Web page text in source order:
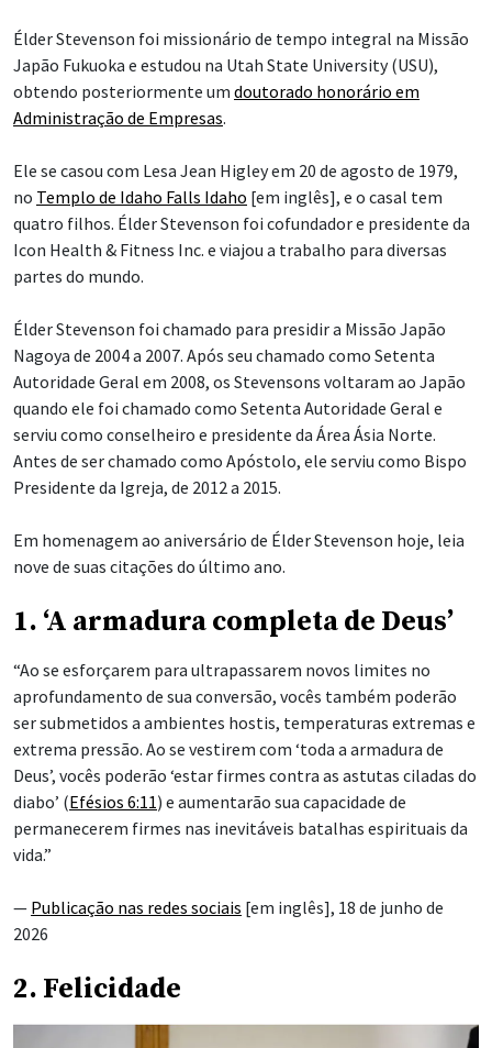
Élder Stevenson foi missionário de tempo integral na Missão
Japão Fukuoka e estudou na Utah State University (USU),
obtendo posteriormente um doutorado honorário em
Administração de Empresas.
Ele se casou com Lesa Jean Higley em 20 de agosto de 1979,
no Templo de Idaho Falls Idaho [em inglês], e o casal tem
quatro filhos. Élder Stevenson foi cofundador e presidente da
Icon Health & Fitness Inc. e viajou a trabalho para diversas
partes do mundo.
Élder Stevenson foi chamado para presidir a Missão Japão
Nagoya de 2004 a 2007. Após seu chamado como Setenta
Autoridade Geral em 2008, os Stevensons voltaram ao Japão
quando ele foi chamado como Setenta Autoridade Geral e
serviu como conselheiro e presidente da Área Ásia Norte.
Antes de ser chamado como Apóstolo, ele serviu como Bispo
Presidente da Igreja, de 2012 a 2015.
Em homenagem ao aniversário de Élder Stevenson hoje, leia
nove de suas citações do último ano.
1. ‘A armadura completa de Deus’
“Ao se esforçarem para ultrapassarem novos limites no
aprofundamento de sua conversão, vocês também poderão
ser submetidos a ambientes hostis, temperaturas extremas e
extrema pressão. Ao se vestirem com ‘toda a armadura de
Deus’, vocês poderão ‘estar firmes contra as astutas ciladas do
diabo’ (Efésios 6:11) e aumentarão sua capacidade de
permanecerem firmes nas inevitáveis batalhas espirituais da
vida.”
— Publicação nas redes sociais [em inglês], 18 de junho de
2026
2. Felicidade